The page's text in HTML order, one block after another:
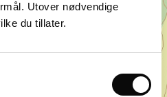
Utover nødvendige
du tillater.